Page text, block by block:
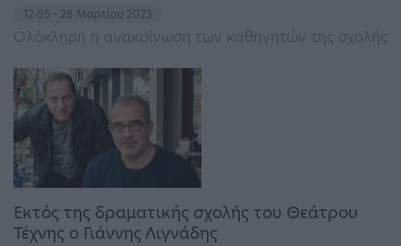
12:05 - 28 Μαρτίου 2023
Ολόκληρη η ανακοίνωση των καθηγητών της σχολής
Εκτός της δραματικής σχολής του Θεάτρου
Τέχνης ο Γιάννης Λιγνάδης